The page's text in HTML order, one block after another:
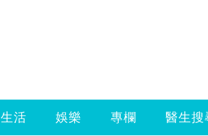
生活 娛樂 專欄 醫生搜